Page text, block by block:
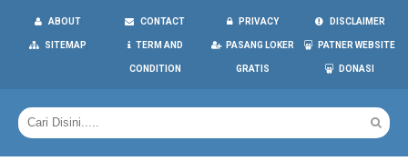
ABOUT CONTACT PRIVACY DISCLAIMER
SITEMAP TERM AND
CONDITION
PASANG LOKER
GRATIS
PATNER WEBSITE
DONASI